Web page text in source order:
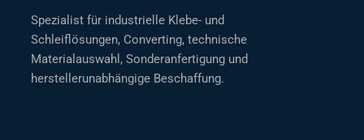
Spezialist für industrielle Klebe- und
Schleiflösungen, Converting, technische
Materialauswahl, Sonderanfertigung und
herstellerunabhängige Beschaffung.